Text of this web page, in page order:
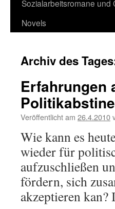
Sozialarbeitsromane und
Novels
Archiv des
Erfahrungen
Veröffentlicht am 26.4.2010
Wie kann es
wieder für
aufzuschließen
fördern, sich
akzeptieren